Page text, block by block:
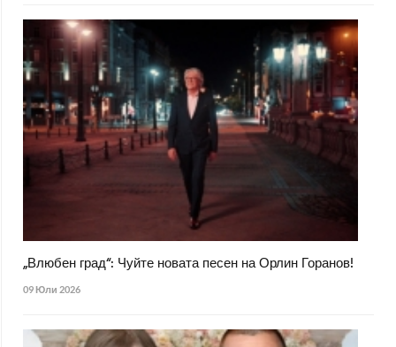
„Влюбен град“: Чуйте новата песен на Орлин Горанов!
09 Юли 2026